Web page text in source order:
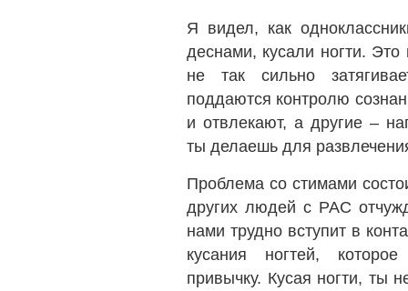
Я видел, как
деснами, кусали ногти.
не так сильно
поддаются контролю
и отвлекают, а другие –
ты делаешь для
Проблема со стимами
других людей с РАС
нами трудно вступит в
кусания ногтей,
привычку. Кусая ногти, ты